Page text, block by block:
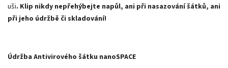
uši. Klip nikdy nepřehýbejte napůl, ani při nasazování šátků, ani
při jeho údržbě či skladování!
Údržba Antivirového šátku nanoSPACE